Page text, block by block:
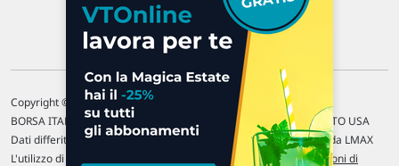
Copyright © 1996-2026 Traderlink Italia s.r.l.
BORSA ITALIANA Quotazioni di borsa differite di 15 min. / MERCATO USA
Dati differiti di 15 min. (fonte Intrinio) / FOREX Quotazioni fornite da LMAX
L'utilizzo di questo sito implica l'accettazione delle nostre Condizioni di